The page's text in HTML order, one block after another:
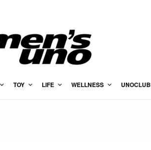
TOY LIFE WELLNESS UNOCLUB